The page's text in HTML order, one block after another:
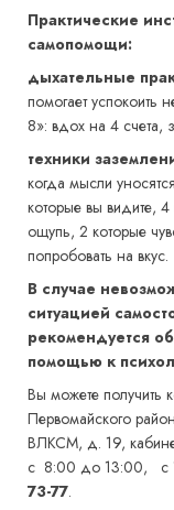
Практические
самопомощи:
дыхательные
помогает успокоить
8»: вдох на 4 счета,
техники
когда мысли
которые вы видите, 4
ощупь, 2 которые
попробовать на вкус.
В случае
ситуацией
рекомендуется
помощью к
Вы можете получить
Первомайского
ВЛКСМ, д. 19,
с 8:00 до 13:00, с
73-77.